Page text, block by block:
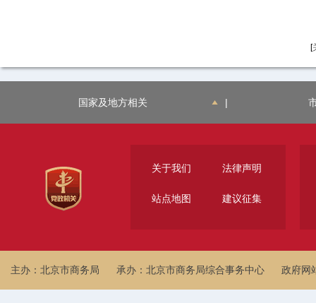
[
国家及地方相关 |
关于我们 法律声明
站点地图 建议征集
主办：北京市商务局 承办：北京市商务局综合事务中心 政府网